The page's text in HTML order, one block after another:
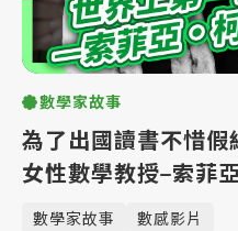
數學家故事
為了出國讀書不惜
女性數學教授–索菲
女性科學家🙋‍【數感
數學家故事 數感影片